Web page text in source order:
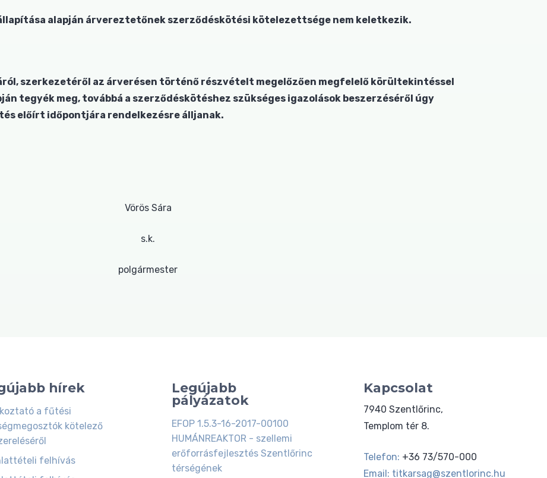
alapján árvereztetőnek szerződéskötési kötelezettsége nem keletkezik.
szerkezetéről az árverésen történő részvételt megelőzően megfelelő körültekintéssel
tegyék meg, továbbá a szerződéskötéshez szükséges igazolások beszerzéséről úgy
előírt időpontjára rendelkezésre álljanak.
Vörös Sára
s.k.
polgármester
hírek
a fűtési
kötelező
felhívás
Legújabb
pályázatok
EFOP 1.5.3-16-2017-00100
HUMÁNREAKTOR - szellemi
erőforrásfejlesztés Szentlőrinc
térségének
Kapcsolat
7940 Szentlőrinc,
Templom tér 8.
Telefon: +36 73/570-000
Email: titkarsag@szentlorinc.hu